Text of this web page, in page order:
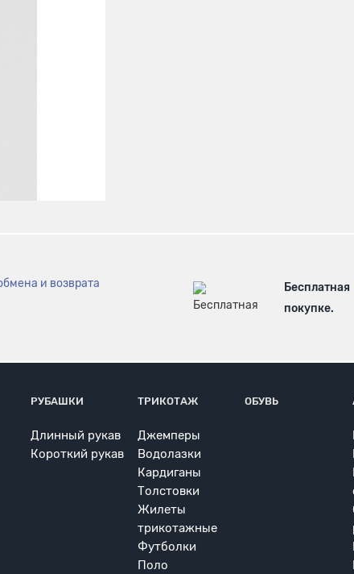
и возврата Бесплатная
покупке.
РУБАШКИ
Длинный рукав
Короткий рукав
ТРИКОТАЖ
Джемперы
Водолазки
Кардиганы
Толстовки
Жилеты
трикотажные
Футболки
Поло
ОБУВЬ